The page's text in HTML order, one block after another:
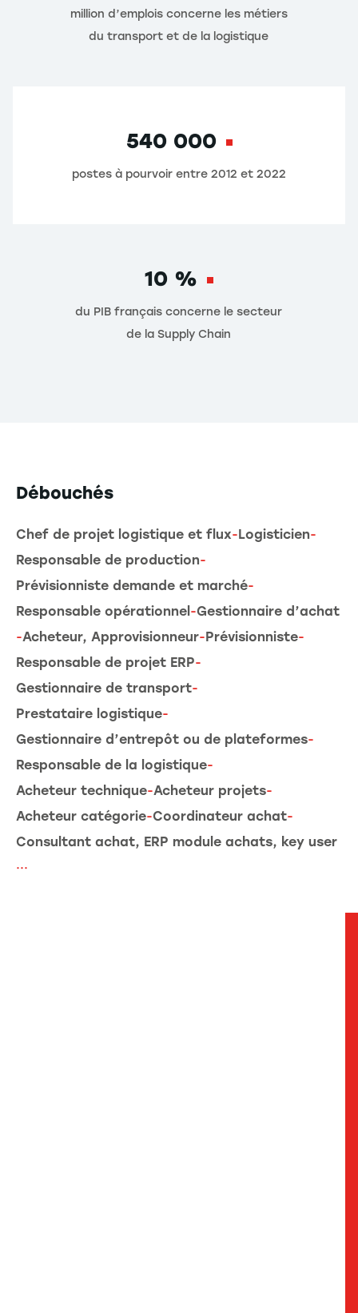
million d’emplois concerne les métiers
du transport et de la logistique
540 000
postes à pourvoir entre 2012 et 2022
10 %
du PIB français concerne le secteur
de la Supply Chain
Débouchés
Chef de projet logistique et flux-Logisticien-
Responsable de production-
Prévisionniste demande et marché-
Responsable opérationnel -Gestionnaire d’achat
-Acheteur, Approvisionneur-Prévisionniste-
Responsable de projet ERP-
Gestionnaire de transport-
Prestataire logistique-
Gestionnaire d’entrepôt ou de plateformes-
Responsable de la logistique-
Acheteur technique-Acheteur projets-
Acheteur catégorie-Coordinateur achat-
Consultant achat, ERP module achats, key user
...